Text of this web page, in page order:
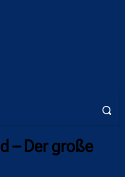
– Der große